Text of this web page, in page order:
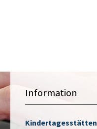
Information
Kindertagesstätten